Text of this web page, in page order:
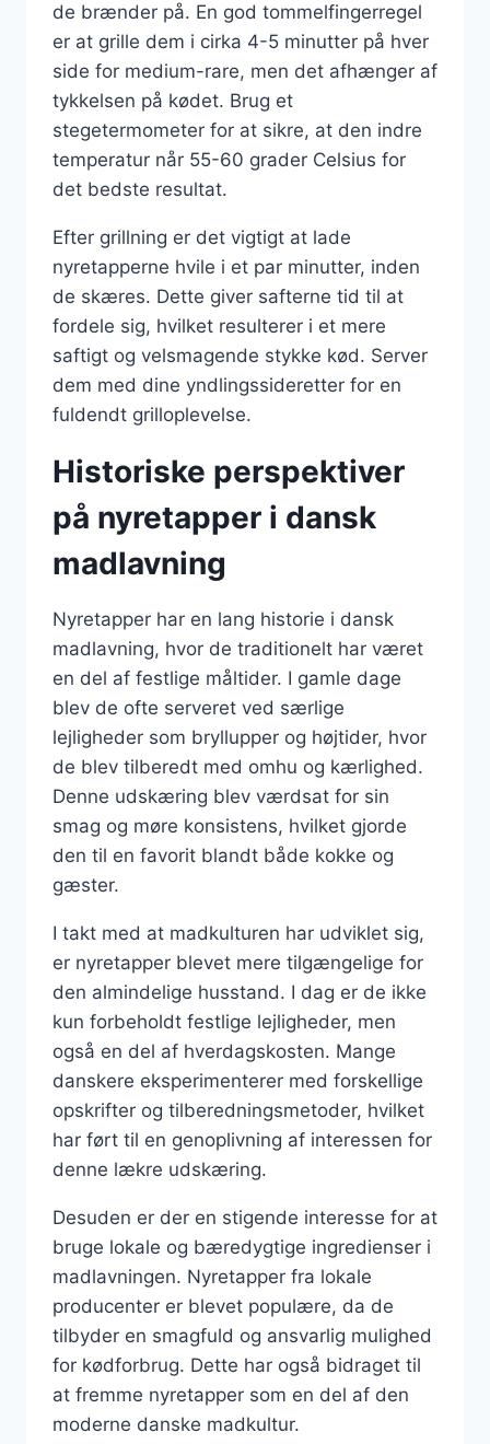
de brænder på. En god tommelfingerregel
er at grille dem i cirka 4-5 minutter på hver
side for medium-rare, men det afhænger af
tykkelsen på kødet. Brug et
stegetermometer for at sikre, at den indre
temperatur når 55-60 grader Celsius for
det bedste resultat.
Efter grillning er det vigtigt at lade
nyretapperne hvile i et par minutter, inden
de skæres. Dette giver safterne tid til at
fordele sig, hvilket resulterer i et mere
saftigt og velsmagende stykke kød. Server
dem med dine yndlingssideretter for en
fuldendt grilloplevelse.
Historiske perspektiver
på nyretapper i dansk
madlavning
Nyretapper har en lang historie i dansk
madlavning, hvor de traditionelt har været
en del af festlige måltider. I gamle dage
blev de ofte serveret ved særlige
lejligheder som bryllupper og højtider, hvor
de blev tilberedt med omhu og kærlighed.
Denne udskæring blev værdsat for sin
smag og møre konsistens, hvilket gjorde
den til en favorit blandt både kokke og
gæster.
I takt med at madkulturen har udviklet sig,
er nyretapper blevet mere tilgængelige for
den almindelige husstand. I dag er de ikke
kun forbeholdt festlige lejligheder, men
også en del af hverdagskosten. Mange
danskere eksperimenterer med forskellige
opskrifter og tilberedningsmetoder, hvilket
har ført til en genoplivning af interessen for
denne lækre udskæring.
Desuden er der en stigende interesse for at
bruge lokale og bæredygtige ingredienser i
madlavningen. Nyretapper fra lokale
producenter er blevet populære, da de
tilbyder en smagfuld og ansvarlig mulighed
for kødforbrug. Dette har også bidraget til
at fremme nyretapper som en del af den
moderne danske madkultur.